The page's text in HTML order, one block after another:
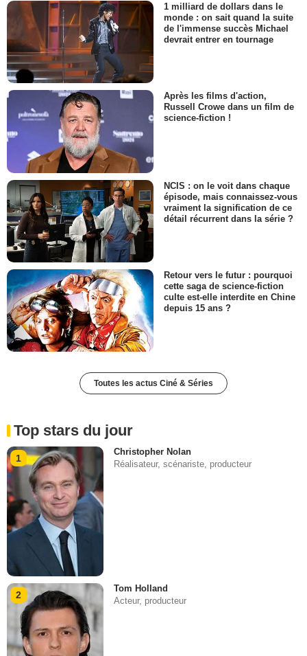
1 milliard de dollars dans le
monde : on sait quand la suite
de l'immense succès Michael
devrait entrer en tournage
Après les films d'action,
Russell Crowe dans un film de
science-fiction !
NCIS : on le voit dans chaque
épisode, mais connaissez-vous
vraiment la signification de ce
détail récurrent dans la série ?
Retour vers le futur : pourquoi
cette saga de science-fiction
culte est-elle interdite en Chine
depuis 15 ans ?
Toutes les actus Ciné & Séries
Top stars du jour
1
Christopher Nolan
Réalisateur, scénariste, producteur
2
Tom Holland
Acteur, producteur